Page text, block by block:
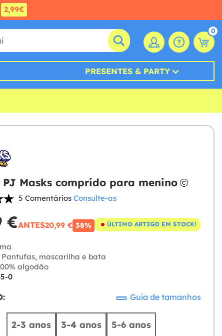
2,99€
0
PRESENTES & PARTY
Masks comprido para menino
5 Comentários Consulte-as
€ANTES20,99 € 38% ÚLTIMO ARTIGO EM STOCK!
mascarilha e bata
algodão
0
Guia de tamanhos
2-3 anos 3-4 anos 5-6 anos